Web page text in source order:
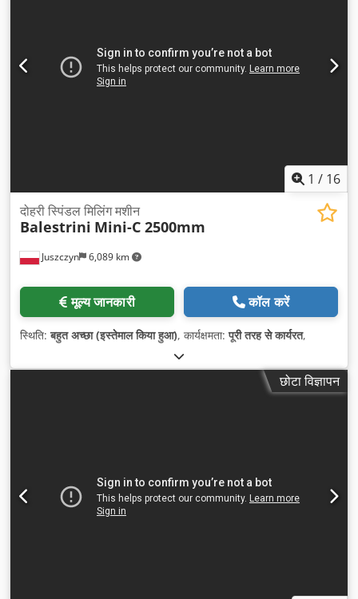
1 / 16
Juszczyn 6,089 km
दोहरी स्पिंडल मिलिंग मशीन
Balestrini Mini-C 2500mm
मूल्य जानकारी कॉल करें
स्थिति:बहुत अच्छा (इस्तेमाल किया हुआ), कार्यक्षमता:पूरी तरह से कार्यरत,
छोटा विज्ञापन